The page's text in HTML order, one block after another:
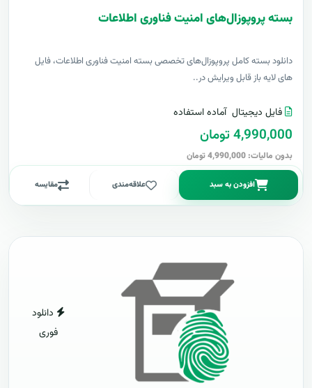
بسته پروپوزال‌های امنیت فناوری اطلاعات
دانلود بسته کامل پروپوزال‌های تخصصی بسته امنیت فناوری اطلاعات، فایل
های لایه باز قابل ویرایش در..
فایل دیجیتال آماده استفاده
4,990,000 تومان
بدون مالیات: 4,990,000 تومان
افزودن به سبد علاقه‌مندی مقایسه
دانلود
فوری